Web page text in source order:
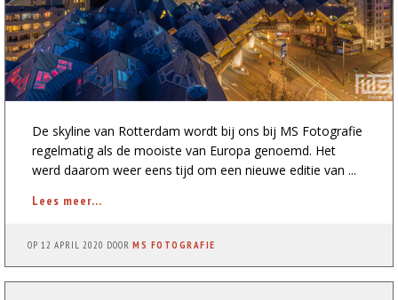
De skyline van Rotterdam wordt bij ons bij MS Fotografie
regelmatig als de mooiste van Europa genoemd. Het
werd daarom weer eens tijd om een nieuwe editie van ...
Lees meer...
OP12 APRIL 2020 DOORMS FOTOGRAFIE